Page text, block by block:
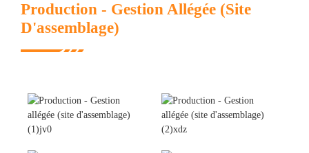
Production - Gestion Allégée (site
D'assemblage)